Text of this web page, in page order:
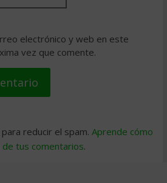
electrónico y web en este
vez que comente.
reducir el spam. Aprende cómo
tus comentarios.